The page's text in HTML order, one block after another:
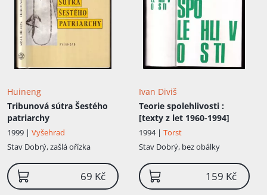
Huineng
Tribunová sútra Šestého
patriarchy
1999 | Vyšehrad
Stav Dobrý, zašlá ořízka
69 Kč
Ivan Diviš
Teorie spolehlivosti :
[texty z let 1960-1994]
1994 | Torst
Stav Dobrý, bez obálky
159 Kč